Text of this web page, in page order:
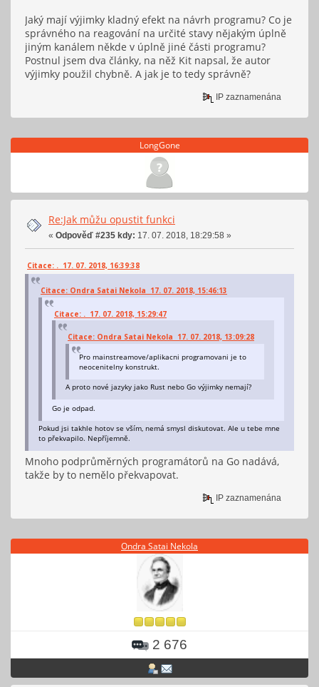
Jaký mají výjimky kladný efekt na návrh programu? Co je
správného na reagování na určité stavy nějakým úplně
jiným kanálem někde v úplně jiné části programu?
Postnul jsem dva články, na něž Kit napsal, že autor
výjimky použil chybně. A jak je to tedy správně?
IP zaznamenána
LongGone
Re:Jak můžu opustit funkci
« Odpověď #235 kdy: 17. 07. 2018, 18:29:58 »
Citace: . 17. 07. 2018, 16:39:38
Citace: Ondra Satai Nekola 17. 07. 2018, 15:46:13
Citace: . 17. 07. 2018, 15:29:47
Citace: Ondra Satai Nekola 17. 07. 2018, 13:09:28
Pro mainstreamove/aplikacni programovani je to
neocenitelny konstrukt.
A proto nové jazyky jako Rust nebo Go výjimky nemají?
Go je odpad.
Pokud jsi takhle hotov se vším, nemá smysl diskutovat. Ale u tebe mne
to překvapilo. Nepříjemně.
Mnoho podprůměrných programátorů na Go nadává,
takže by to nemělo překvapovat.
IP zaznamenána
Ondra Satai Nekola
2 676